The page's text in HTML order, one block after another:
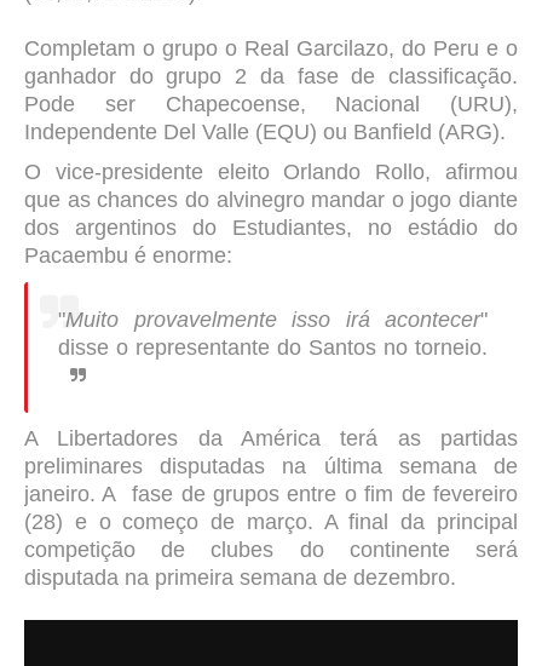
Completam o grupo o Real Garcilazo, do Peru e o
ganhador do grupo 2 da fase de classificação.
Pode ser Chapecoense, Nacional (URU),
Independente Del Valle (EQU) ou Banfield (ARG).
O vice-presidente eleito Orlando Rollo, afirmou
que as chances do alvinegro mandar o jogo diante
dos argentinos do Estudiantes, no estádio do
Pacaembu é enorme:
"Muito provavelmente isso irá acontecer"
disse o representante do Santos no torneio.
A Libertadores da América terá as partidas
preliminares disputadas na última semana de
janeiro. A fase de grupos entre o fim de fevereiro
(28) e o começo de março. A final da principal
competição de clubes do continente será
disputada na primeira semana de dezembro.